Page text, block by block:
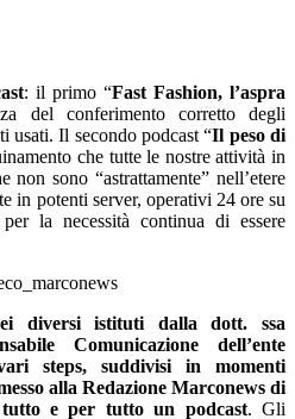
: il primo “Fast Fashion, l’aspra
del conferimento corretto degli
usati. Il secondo podcast “Il peso di
che tutte le nostre attività in
sono “astrattamente” nell’etere
in potenti server, operativi 24 ore su
per la necessità continua di essere
diversi istituti dalla dott. ssa
Comunicazione dell’ente
steps, suddivisi in momenti
alla Redazione Marconews di
e per tutto un podcast. Gli